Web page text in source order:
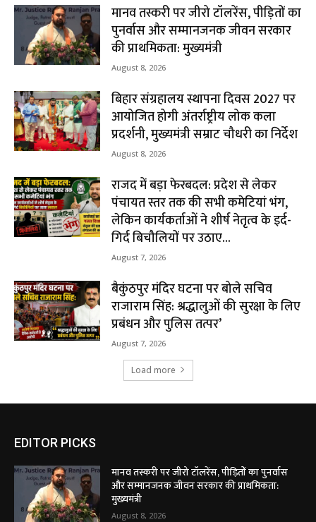
मानव तस्करी पर जीरो टॉलरेंस, पीड़ितों का
पुनर्वास और सम्मानजनक जीवन सरकार
की प्राथमिकता: मुख्यमंत्री
August 8, 2026
बिहार संग्रहालय स्थापना दिवस 2027 पर
आयोजित होगी अंतर्राष्ट्रीय लोक कला
प्रदर्शनी, मुख्यमंत्री सम्राट चौधरी का निर्देश
August 8, 2026
राजद में बड़ा फेरबदल: प्रदेश से लेकर
पंचायत स्तर तक की सभी कमेटियां भंग,
लेकिन कार्यकर्ताओं ने शीर्ष नेतृत्व के इर्द-
गिर्द बिचौलियों पर उठाए...
August 7, 2026
बैकुंठपुर मंदिर घटना पर बोले सचिव
राजाराम सिंह: श्रद्धालुओं की सुरक्षा के लिए
प्रबंधन और पुलिस तत्पर’
August 7, 2026
Load more
EDITOR PICKS
मानव तस्करी पर जीरो टॉलरेंस, पीड़ितों का पुनर्वास
और सम्मानजनक जीवन सरकार की प्राथमिकता:
मुख्यमंत्री
August 8, 2026